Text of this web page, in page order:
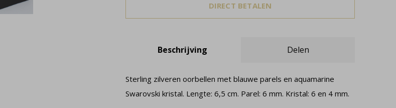
DIRECT BETALEN
Beschrijving Delen
Sterling zilveren oorbellen met blauwe parels en aquamarine
Swarovski kristal. Lengte: 6,5 cm. Parel: 6 mm. Kristal: 6 en 4 mm.